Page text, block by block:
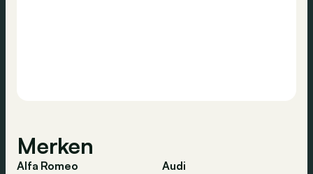
Merken
Alfa Romeo
Audi